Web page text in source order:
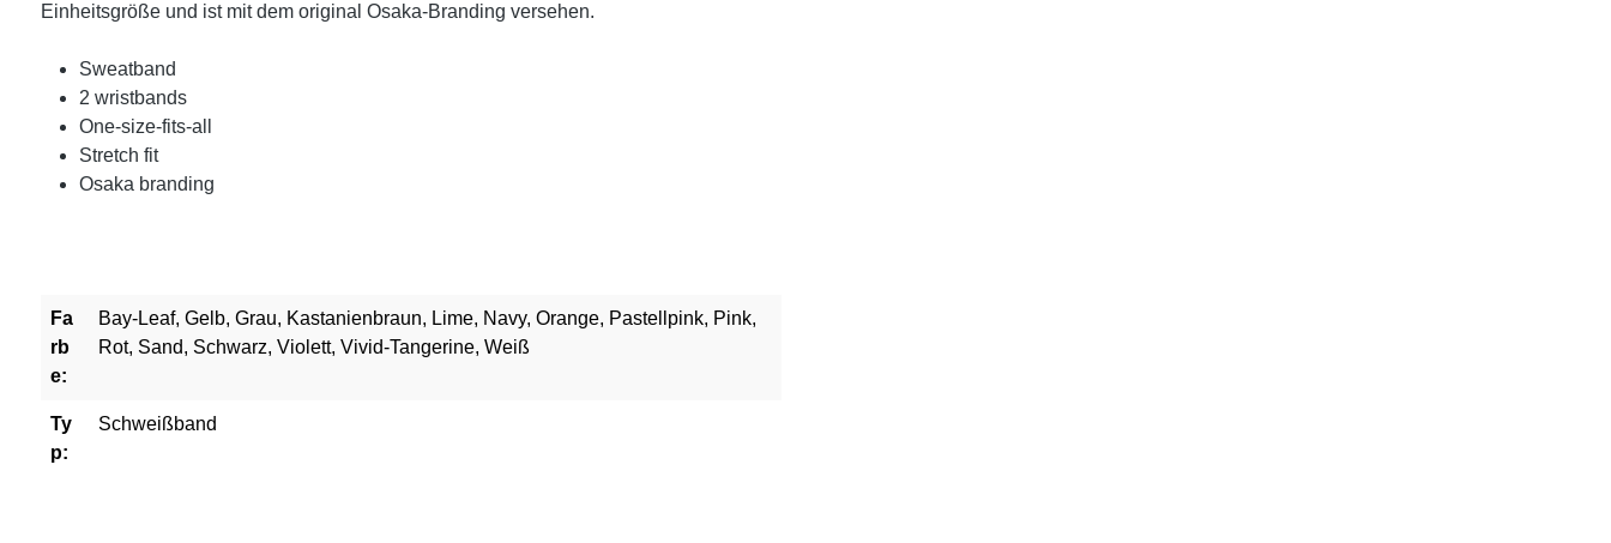
Einheitsgröße und ist mit dem original Osaka-Branding versehen.
Sweatband
2 wristbands
One-size-fits-all
Stretch fit
Osaka branding
Fa
rb
e:
Bay-Leaf, Gelb, Grau, Kastanienbraun, Lime, Navy, Orange, Pastellpink, Pink,
Rot, Sand, Schwarz, Violett, Vivid-Tangerine, Weiß
Ty
p:
Schweißband